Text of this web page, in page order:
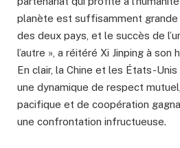
planète est suffisamment grande
des deux pays, et le succès de
l’autre », a réitéré Xi Jinping à son
En clair, la Chine et les États-
une dynamique de respect
pacifique et de coopération
une confrontation infructueuse.